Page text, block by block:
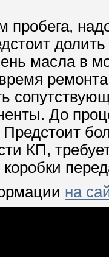
масла в
До
КП,
на